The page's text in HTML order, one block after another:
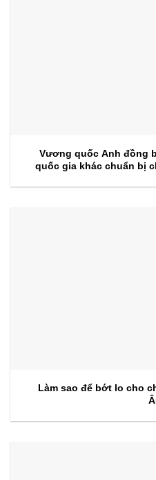
Vương quốc Anh đồng
quốc gia khác chuẩn bị
Làm sao để bớt lo cho